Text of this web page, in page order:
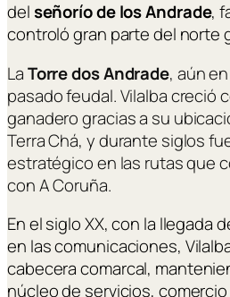
delseñorío de los Andrade,
controló gran parte del norte
LaTorre dos Andrade, aún
pasado feudal. Vilalba creció
ganadero gracias a su
Terra Chá, y durante siglos
estratégico en las rutas que
con A Coruña.
En el siglo XX, con la llegada
en las comunicaciones,
cabecera comarcal,
núcleo de servicios,